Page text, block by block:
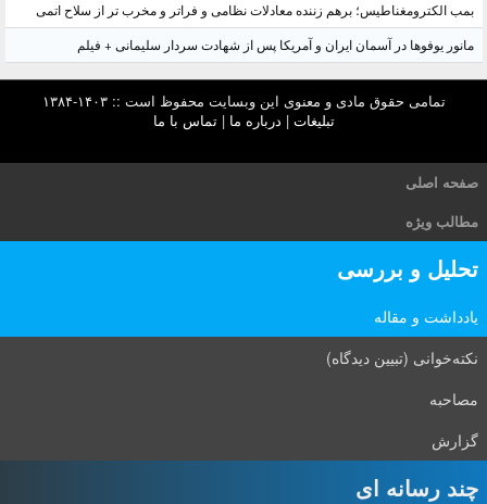
بمب الکترومغناطیس؛ برهم زننده معادلات نظامی و فراتر و مخرب تر از سلاح اتمی
مانور یوفوها در آسمان ایران و آمریکا پس از شهادت سردار سلیمانی + فیلم
تمامی حقوق مادی و معنوی این وبسایت محفوظ است :: ۱۴۰۳-۱۳۸۴
تبلیغات | درباره ما |تماس با ما
صفحه اصلی
مطالب ویژه
تحلیل و بررسی
یادداشت و مقاله
نکته‌خوانی (تبیین دیدگاه)
مصاحبه
گزارش
چند رسانه ای